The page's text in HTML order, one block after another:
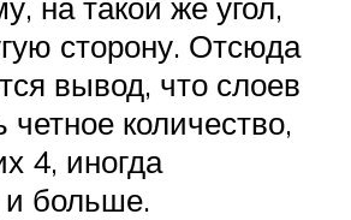
сторону. Отсюда
вывод, что слоев
количество,
4, иногда
и больше.